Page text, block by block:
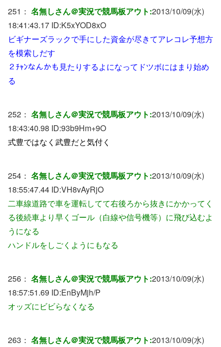
251： 名無しさん＠実況で競馬板アウト:2013/10/09(水)
18:41:43.17 ID:K5xYOD8xO
ビギナーズラックで手にした資金が尽きてアレコレ予想方
を模索しだす
２ﾁｬﾝなんかも見たりするよになってドツボにはまり始め
る
252： 名無しさん＠実況で競馬板アウト:2013/10/09(水)
18:43:40.98 ID:93b9Hm+9O
式豊ではなく武豊だと気付く
254： 名無しさん＠実況で競馬板アウト:2013/10/09(水)
18:55:47.44 ID:VH8vAyRjO
二車線道路で車を運転してて右後ろから抜きにかかってく
る後続車より早くゴール（白線や信号機等）に飛び込むよ
うになる
ハンドルをしごくようにもなる
256： 名無しさん＠実況で競馬板アウト:2013/10/09(水)
18:57:51.69 ID:EnByMjh/P
オッズにビビらなくなる
263： 名無しさん＠実況で競馬板アウト:2013/10/09(水)